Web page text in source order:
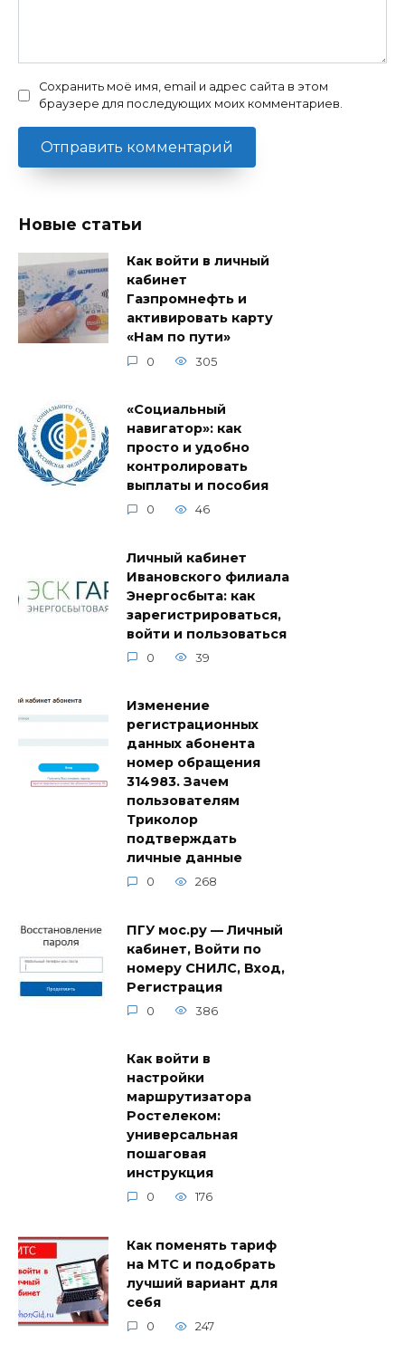
Сохранить моё имя, email и адрес сайта в этом
браузере для последующих моих комментариев.
Новые статьи
Как войти в личный
кабинет
Газпромнефть и
активировать карту
«Нам по пути»
0 305
«Социальный
навигатор»: как
просто и удобно
контролировать
выплаты и пособия
0 46
Личный кабинет
Ивановского филиала
Энергосбыта: как
зарегистрироваться,
войти и пользоваться
0 39
Изменение
регистрационных
данных абонента
номер обращения
314983. Зачем
пользователям
Триколор
подтверждать
личные данные
0 268
ПГУ мос.ру — Личный
кабинет, Войти по
номеру СНИЛС, Вход,
Регистрация
0 386
Как войти в
настройки
маршрутизатора
Ростелеком:
универсальная
пошаговая
инструкция
0 176
Как поменять тариф
на МТС и подобрать
лучший вариант для
себя
0 247